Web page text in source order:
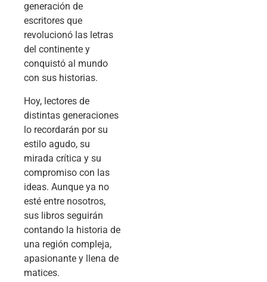
generación de
escritores que
revolucionó las letras
del continente y
conquistó al mundo
con sus historias.
Hoy, lectores de
distintas generaciones
lo recordarán por su
estilo agudo, su
mirada crítica y su
compromiso con las
ideas. Aunque ya no
esté entre nosotros,
sus libros seguirán
contando la historia de
una región compleja,
apasionante y llena de
matices.